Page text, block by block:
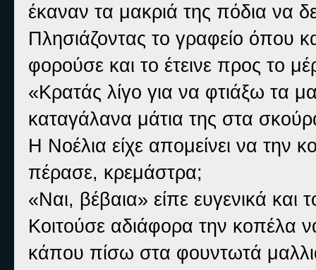
έκαναν τα μακριά της πόδια να
Πλησιάζοντας το γραφείο όπου
φορούσε και το έτεινε προς το
«Κρατάς λίγο για να φτιάξω τα
καταγάλανα μάτια της στα
Η Νοέλια είχε απομείνει να την
πέρασε, κρεμάστρα;
«Ναι, βέβαια» είπε ευγενικά και
Κοιτούσε αδιάφορα την κοπέλα
κάπου πίσω στα φουντωτά